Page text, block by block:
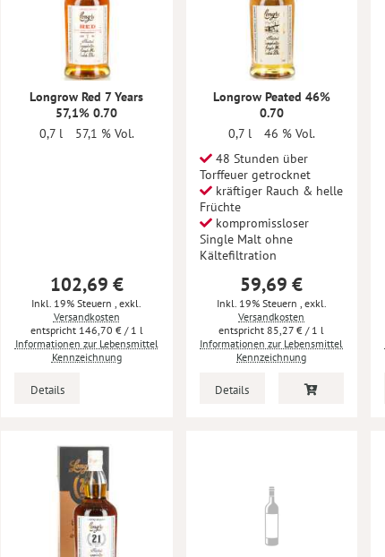
Longrow Red 7 Years
57,1% 0.70
0,7 l
57,1 % Vol.
102,69 €
Inkl. 19% Steuern, exkl.
Versandkosten
146,70 €/ 1 l
Informationen zur Lebensmittel
Kennzeichnung
Details
Longrow Peated 46%
0.70
0,7 l
46 % Vol.
48 Stunden über
Torffeuer getrocknet
kräftiger Rauch & helle
Früchte
kompromissloser
Single Malt ohne
Kältefiltration
59,69 €
Inkl. 19% Steuern , exkl.
Versandkosten
85,27 € / 1 l
Informationen zur Lebensmittel
Kennzeichnung
Details